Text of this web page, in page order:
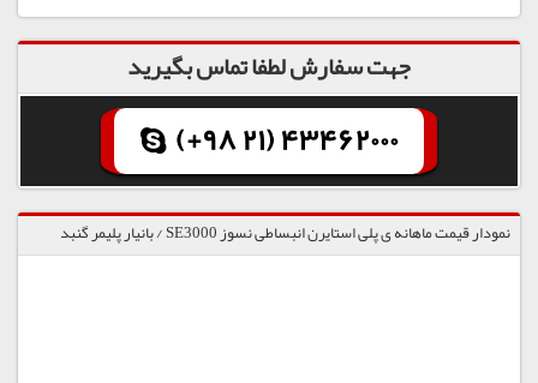
جهت سفارش لطفا تماس بگیرید
(+98 21) 43462000
نمودار قیمت ماهانه ی پلی استایرن انبساطی نسوز SE3000 / بانیار پلیمر گنبد